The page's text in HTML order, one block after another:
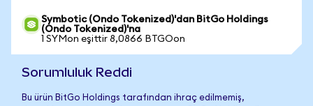
Symbotic (Ondo Tokenized)'dan BitGo Holdings
(Ondo Tokenized)'na
1 SYMon eşittir 8,0866 BTGOon
Sorumluluk Reddi
Bu ürün BitGo Holdings tarafından ihraç edilmemiş,